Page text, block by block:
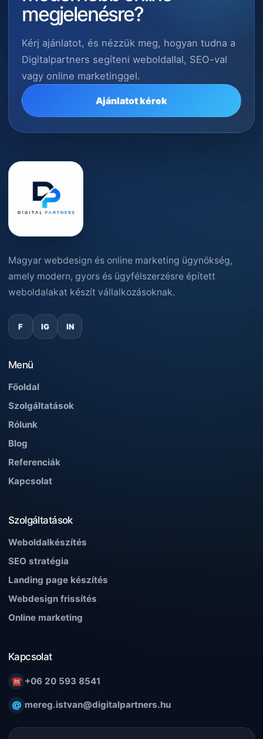
megjelenésre?
Kérj ajánlatot, és nézzük meg, hogyan tudna a
Digitalpartners segíteni weboldallal, SEO-val
vagy online marketinggel.
Ajánlatot kérek
Magyar webdesign és online marketing ügynökség,
amely modern, gyors és ügyfélszerzésre épített
weboldalakat készít vállalkozásoknak.
F IG IN
Menü
Főoldal
Szolgáltatások
Rólunk
Blog
Referenciák
Kapcsolat
Szolgáltatások
Weboldalkészítés
SEO stratégia
Landing page készítés
Webdesign frissítés
Online marketing
Kapcsolat
☎ +06 20 593 8541
@ mereg.istvan@digitalpartners.hu